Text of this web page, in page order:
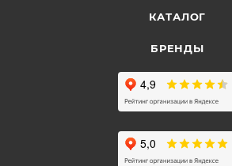
КАТАЛОГ
БРЕНДЫ